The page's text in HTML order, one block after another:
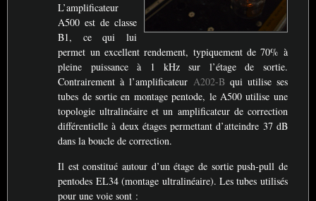
L’amplificateur
A500 est de classe
B1, ce qui lui
permet un excellent rendement, typiquement de 70% à
pleine puissance à 1 kHz sur l’étage de sortie.
Contrairement à l’amplificateur A202-Bqui utilise ses
tubes de sortie en montage pentode, le A500 utilise une
topologie ultralinéaire et un amplificateur de correction
différentielle à deux étages permettant d’atteindre 37 dB
dans la boucle de correction.
Il est constitué autour d’un étage de sortie push-pull de
pentodes EL34(montage ultralinéaire). Les tubes utilisés
pour une voie sont :